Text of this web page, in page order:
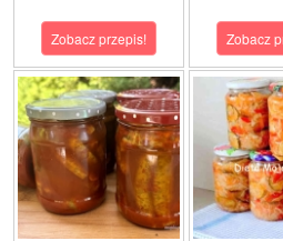
Zobacz przepis! Zobacz